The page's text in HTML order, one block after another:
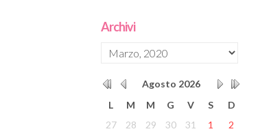
Archivi
Agosto 2026
L
M M G V S
D
27
28 29 30 31 1
2